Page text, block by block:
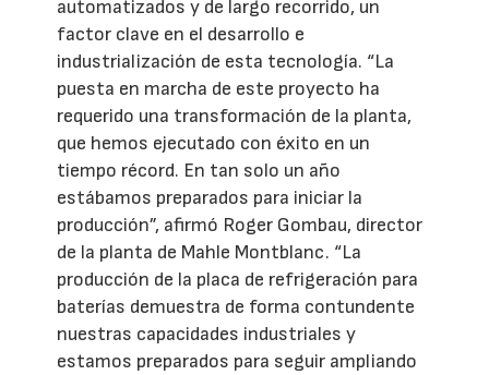
automatizados y de largo recorrido, un
factor clave en el desarrollo e
industrialización de esta tecnología. “La
puesta en marcha de este proyecto ha
requerido una transformación de la planta,
que hemos ejecutado con éxito en un
tiempo récord. En tan solo un año
estábamos preparados para iniciar la
producción”, afirmó Roger Gombau, director
de la planta de Mahle Montblanc. “La
producción de la placa de refrigeración para
baterías demuestra de forma contundente
nuestras capacidades industriales y
estamos preparados para seguir ampliando